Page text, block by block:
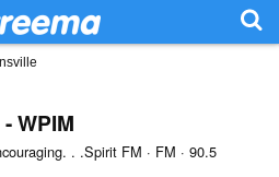
WPIM
. .Spirit FM · FM · 90.5